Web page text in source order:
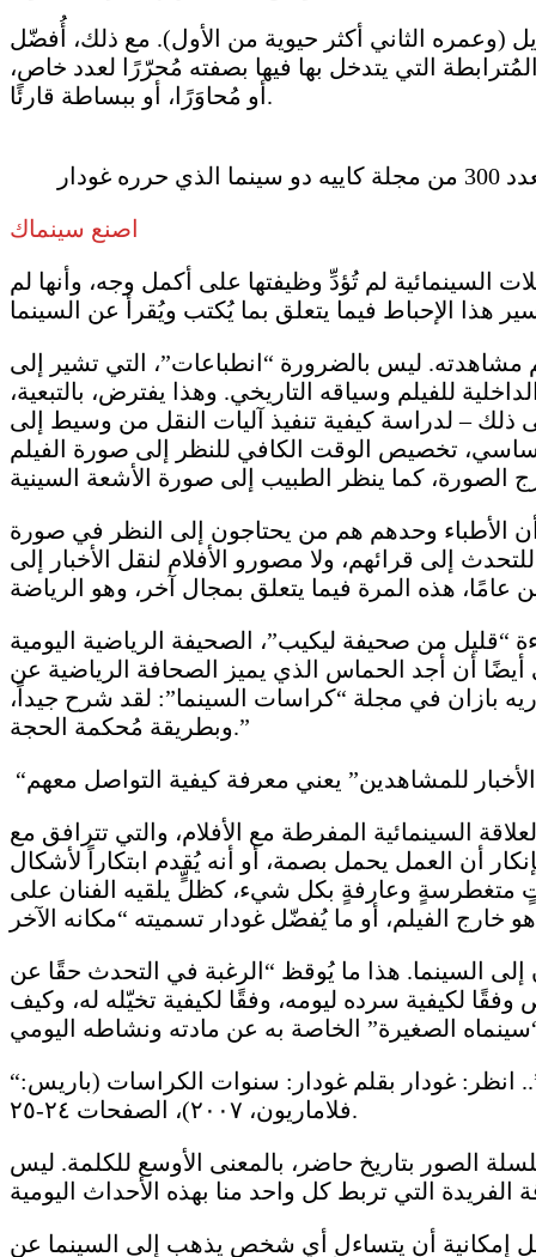
(وعمره الثاني أكثر حيوية من الأول). مع ذلك، أُفضّل
التي يتدخل بها فيها بصفته مُحرّرًا لعدد خاص،
أو مُحاوَرًا، أو ببساطة قارئًا.
حرره غودار
اصنع سينماك
السينمائية لم تُؤدِّ وظيفتها على أكمل وجه، وأنها لم
ليس بالضرورة “انطباعات”، التي تشير إلى
للفيلم وسياقه التاريخي. وهذا يفترض، بالتبعية،
ذلك – لدراسة كيفية تنفيذ آليات النقل من وسيط إلى
أساسي، تخصيص الوقت الكافي للنظر إلى صورة الفيلم
300 من مجلة “كاييه دو تايم”: “أعتقد أن الأطباء وحدهم هم من يحتاجون إلى النظر في صورة
إلى قرائهم، ولا مصورو الأفلام لنقل الأخبار إلى
من صحيفة ليكيب”، الصحيفة الرياضية اليومية
أن أجد الحماس الذي يميز الصحافة الرياضية عن
بازان في مجلة “كراسات السينما”: لقد شرح جيداً،
وبطريقة مُحكمة الحجة.”
السينمائية المفرطة مع الأفلام، والتي تترافق مع
نفسه بشكل متزايد في أعقاب أحداث مايو 1968. لا يتعلق الأمر بإنكار أن العمل يحمل بصمة، أو أنه يُقدم ابتكاراً لأشكال
متغطرسةٍ وعارفةٍ بكل شيء، كظلٍّ يلقيه الفنان على
إلى السينما. هذا ما يُوقظ “الرغبة في التحدث حقًا عن
لكيفية سرده ليومه، وفقًا لكيفية تخيّله له، وكيف
“لم أكن سعيدًا لأنني ذهبت إلى مجلة “كاييه” بالطريقة التي يذهب بها الآخرون إلى مقهى أو صالة بلياردو”.. انظر: غودار بقلم غودار: سنوات الكراسات (باريس:
فلاماريون، ٢٠٠٧)، الصفحات ٢٤-٢٥.
الصور بتاريخ حاضر، بالمعنى الأوسع للكلمة. ليس
إمكانية أن يتساءل أي شخص يذهب إلى السينما عن